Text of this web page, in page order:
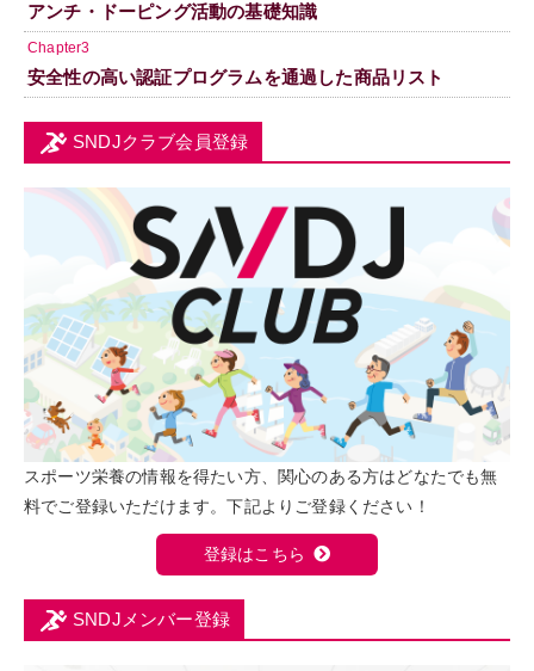
アンチ・ドーピング活動の基礎知識
Chapter3
安全性の高い認証プログラムを通過した商品リスト
SNDJクラブ会員登録
スポーツ栄養の情報を得たい方、関心のある方はどなたでも無
料でご登録いただけます。下記よりご登録ください！
登録はこちら
SNDJメンバー登録